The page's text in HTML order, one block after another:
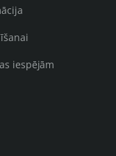
iespējām